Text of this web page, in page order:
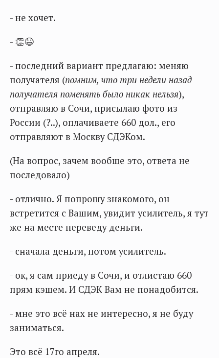
- не хочет.
- 👏😆
- последний вариант предлагаю: меняю
получателя (помним, что три недели назад
получателя поменять было никак нельзя),
отправляю в Сочи, присылаю фото из
России (?..), оплачиваете 660 дол., его
отправляют в Москву СДЭКом.
(На вопрос, зачем вообще это, ответа не
последовало)
- отлично. Я попрошу знакомого, он
встретится с Вашим, увидит усилитель, я тут
же на месте переведу деньги.
- сначала деньги, потом усилитель.
- ок, я сам приеду в Сочи, и отлистаю 660
прям кэшем. И СДЭК Вам не понадобится.
- мне это всё нах не интересно, я не буду
заниматься.
Это всё 17го апреля.